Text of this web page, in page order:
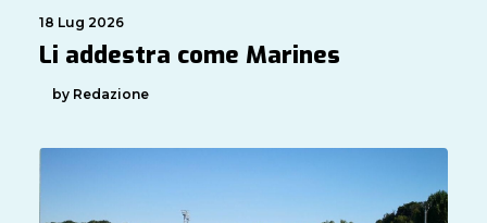
18 Lug 2026
Li addestra come Marines
by Redazione